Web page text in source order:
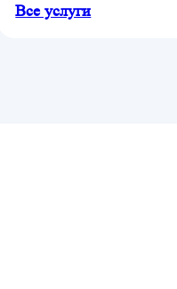
Все услуги